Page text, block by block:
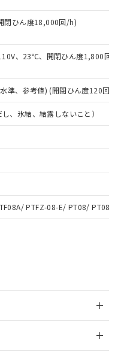
閉ひん度18,000回/h)
、23℃、開閉ひん度1,800回/
準、参考値) (開閉ひん度120回/
、氷結、結露しないこと）
PTFZ-08-E/ PT08/
び標準価格はお客
はお客様担当のオ
店や当社販売拠
ク
」をご確認
価格結果を当社の
者に漏洩または開
ます。
リスト作成サー
だくには、I-Web
れている必要が
ト上で当社にご
について、当社
者が、当社の製
れている法人を
以下、フタル酸ブチ
、フタル酸ジブチル
酸ジイソブチル
び制御機器に対する
ては閾値を超える意
ます。
により、予定
す。
ロード
ンロードするこ
酸エステル類４
ることから備考
、 DIBP(フタル酸ジ
ル酸ブチルベンジ
シル)) : 1000ppm
）のすべてが基
ます。
おいて有害物
に深刻な影響を
。
販売部門へお問
棄する場合は、完
法に輸出されな
核兵器、ミサイ
兵器またはその他
造装置等に一切
第三者に販売する
よび3の内容を当
。また当社は、
わる関係者が違
がある場合は、取
。
在庫状況につ
お取引先、ま
のオムロン制御
販売員にご確
た在庫状況の
ない機種